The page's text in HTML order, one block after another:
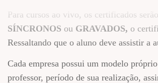
🎯 Público-alvo:Médicos veterinários e
💻 Formato:100% online – estude
🎓 Certificado de conclusão de curso.
Para cursos ao vivo, os certificados
SÍNCRONOS ou GRAVADOS, o
Ressaltando que o aluno deve assistir a
Cada empresa possui um modelo
professor, período de sua realização,